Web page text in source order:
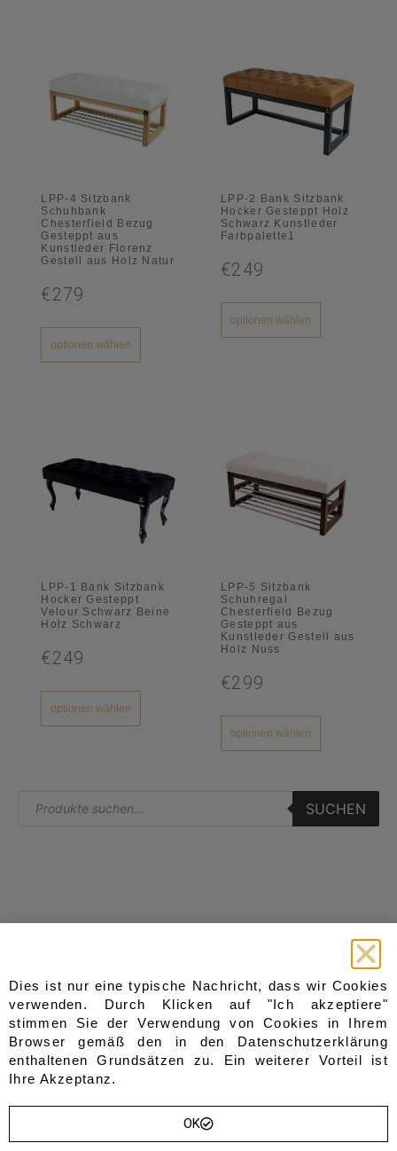
LPP-4 Sitzbank
Schuhbank
Chesterfield Bezug
Gesteppt aus
Kunstleder Florenz
Gestell aus Holz Natur
€279
optionen wählen
LPP-2 Bank Sitzbank
Hocker Gesteppt Holz
Schwarz Kunstleder
Farbpalette1
€249
optionen wählen
LPP-1 Bank Sitzbank
Hocker Gesteppt
Velour Schwarz Beine
Holz Schwarz
€249
optionen wählen
LPP-5 Sitzbank
Schuhregal
Chesterfield Bezug
Gesteppt aus
Kunstleder Gestell aus
Holz Nuss
€299
optionen wählen
SUCHEN
Home
Shop
Blog
Über Uns
Kontakt
Wishlist
Sevice
Sitzbänke
Gesteppt
Gepolstert
aus Holz
aus Metall
Sofas & Sessel
Andere
Dies ist nur eine typische Nachricht, dass wir Cookies
verwenden. Durch Klicken auf "Ich akzeptiere"
stimmen Sie der Verwendung von Cookies in Ihrem
Browser gemäß den in den Datenschutzerklärung
enthaltenen Grundsätzen zu. Ein weiterer Vorteil ist
Ihre Akzeptanz.
OK